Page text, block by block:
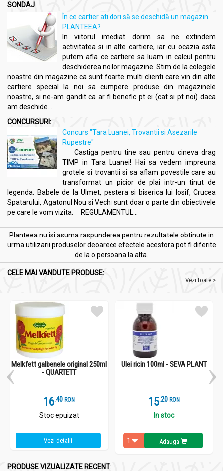
SONDAJ
În ce cartier ati dori să se deschidă un magazin
PLANTEEA?
In viitorul imediat dorim sa ne extindem
activitatea si in alte cartiere, iar cu ocazia asta
putem afla ce cartiere sa luam in calcul pentru
deschiderea noilor magazine. Stim de la colegele
noastre din magazine ca sunt foarte multi clienti care vin din alte
cartiere special la noi sa cumpere produse din magazinele
noastre, si ne-am gandit ca ar fi benefic pt ei (cat si pt noi) daca
am deschide...
CONCURSURI:
Concurs "Tara Luanei, Trovantii si Asezarile
Rupestre"
Castiga pentru tine sau pentru cineva drag
TIMP in Tara Luanei! Hai sa vedem impreuna
grotele si trovantii si sa aflam povestile care au
transformat un picior de plai intr-un tinut de
legenda. Babele de la Ulmet, pestera si biserica lui Iosif, Crucea
Spatarului, Agatonul Nou si Vechi sunt doar o parte din obiectivele
pe care le vom vizita. REGULAMENTUL...
Planteea nu isi asuma raspunderea pentru rezultatele obtinute in
urma utilizarii produselor deoarece efectele acestora pot fi diferite
de la o persoana la alta.
CELE MAI VANDUTE PRODUSE:
Vezi toate >
Melkfett galbenele original 250ml
- QUARTETT
16.4 RON
Stoc epuizat
Vezi detalii
Ulei ricin 100ml - SEVA PLANT
15.2 RON
In stoc
Adauga
PRODUSE VIZUALIZATE RECENT: